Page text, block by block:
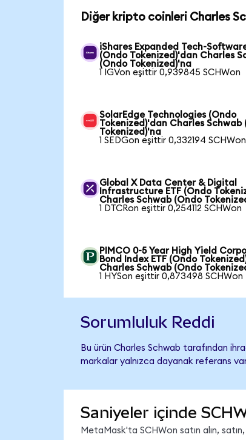
Diğer kripto coinleri Charles
iShares Expanded Tech-
(Ondo Tokenized)'dan Charles
(Ondo Tokenized)'na
1 IGVon eşittir 0,939845 SCHWon
SolarEdge Technologies (Ondo
Tokenized)'dan Charles Schwab
Tokenized)'na
1 SEDGon eşittir 0,332194 SCHWon
Global X Data Center & Digital
Infrastructure ETF (Ondo
Charles Schwab (Ondo
1 DTCRon eşittir 0,254112 SCHWon
PIMCO 0-5 Year High Yield
Bond Index ETF (Ondo
Charles Schwab (Ondo
1 HYSon eşittir 0,873498 SCHWon
Sorumluluk Reddi
Bu ürün Charles Schwab tarafından
markalar yalnızca dayanak referans
Saniyeler içinde
MetaMask'ta SCHWon satın alın,